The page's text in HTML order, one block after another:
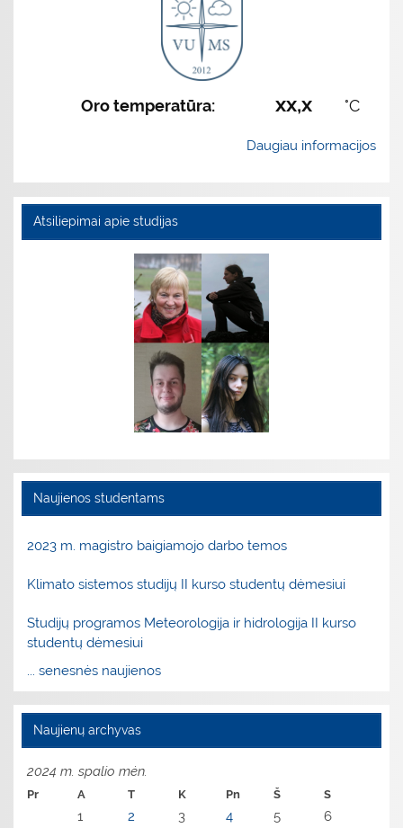
Oro temperatūra: xx,x °C
Daugiau informacijos
Atsiliepimai apie studijas
Naujienos studentams
2023 m. magistro baigiamojo darbo temos
Klimato sistemos studijų II kurso studentų dėmesiui
Studijų programos Meteorologija ir hidrologija II kurso
studentų dėmesiui
... senesnės naujienos
Naujienų archyvas
2024 m. spalio mėn.
Pr A T K Pn Š S
1 2 3 4 5
6